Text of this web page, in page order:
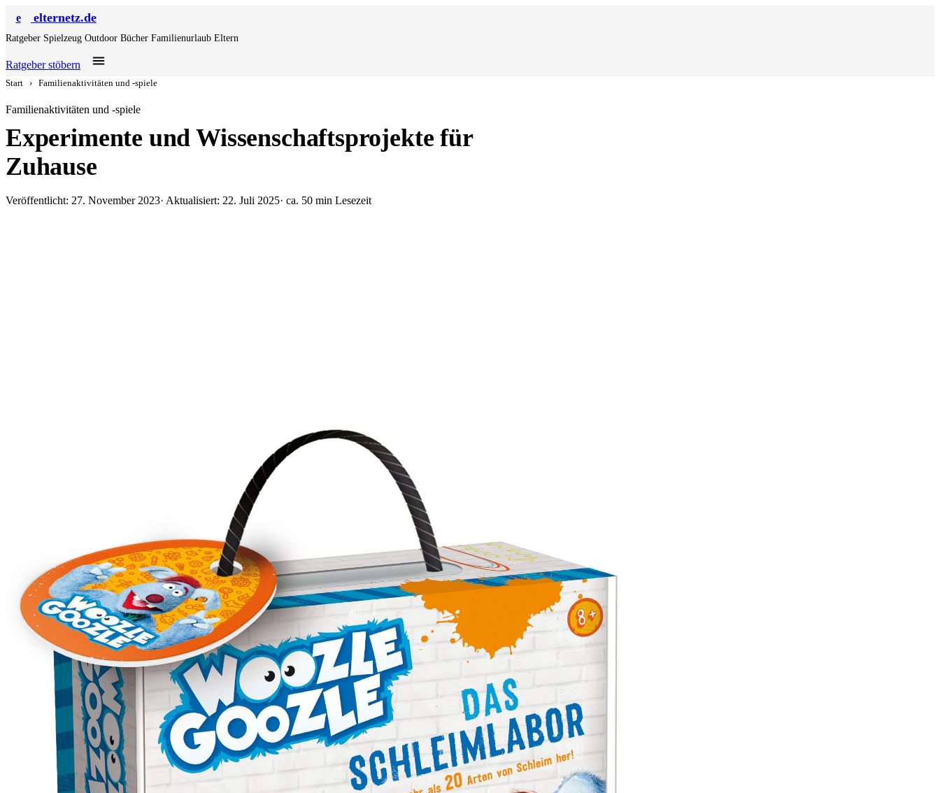
e elternetz.de
Ratgeber Spielzeug Outdoor Bücher Familienurlaub Eltern
Ratgeber stöbern
Start › Familienaktivitäten und -spiele
Familienaktivitäten und -spiele
Experimente und Wissenschaftsprojekte für
Zuhause
Veröffentlicht: 27. November 2023· Aktualisiert: 22. Juli 2025· ca. 50 min Lesezeit